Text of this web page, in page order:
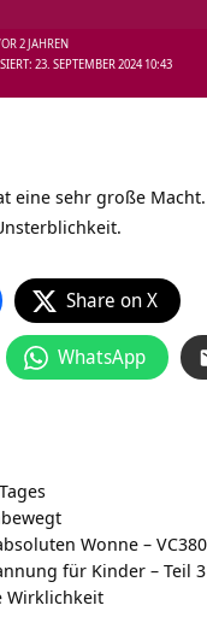
23. SEPTEMBER 2024 10:43
2 JAHREN
eine sehr große
Share on X
WhatsApp
Wonne – VC380
für Kinder – Teil 3
Wirklichkeit